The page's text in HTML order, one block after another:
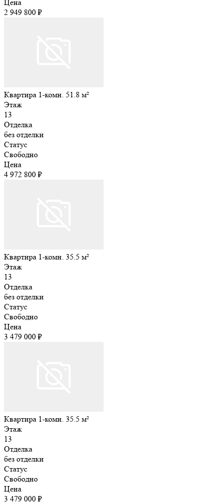
Цена
2 949 800 ₽
Квартира 1-комн. 51.8 м²
Этаж
13
Отделка
без отделки
Статус
Свободно
Цена
4 972 800 ₽
Квартира 1-комн. 35.5 м²
Этаж
13
Отделка
без отделки
Статус
Свободно
Цена
3 479 000 ₽
Квартира 1-комн. 35.5 м²
Этаж
13
Отделка
без отделки
Статус
Свободно
Цена
3 479 000 ₽